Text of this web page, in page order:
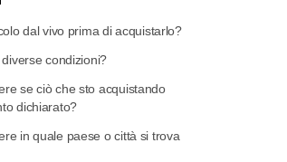
dal vivo prima di acquistarlo?
condizioni?
se ciò che sto acquistando
dichiarato?
in quale paese o città si trova